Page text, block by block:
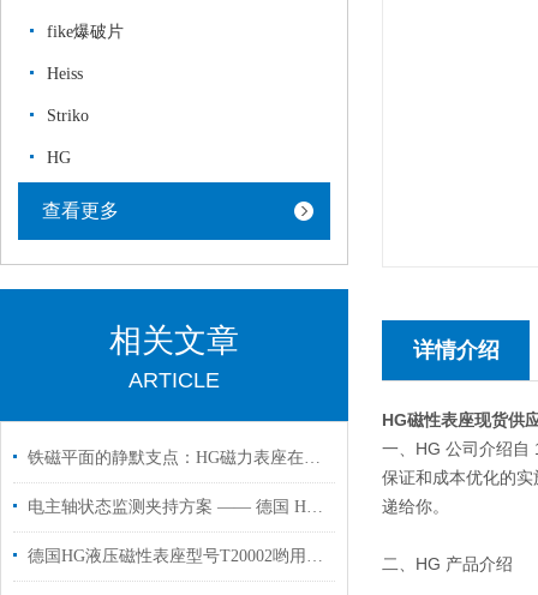
fike爆破片
Heiss
Striko
HG
查看更多
相关文章
ARTICLE
铁磁平面的静默支点：HG磁力表座在精密测量中的磁路切换与姿态锁定
电主轴状态监测夹持方案 —— 德国 HG 106306 磁力表座应用解析
德国HG液压磁性表座型号T20002哟用于机床工作半径950mm
详情介绍
HG磁性表座现货供
一、HG 公司介绍自
保证和成本优化的
递给你。
二、HG 产品介绍